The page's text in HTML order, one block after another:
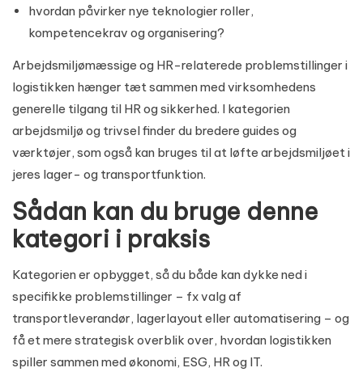
hvordan påvirker nye teknologier roller,
kompetencekrav og organisering?
Arbejdsmiljømæssige og HR-relaterede problemstillinger i
logistikken hænger tæt sammen med virksomhedens
generelle tilgang til HR og sikkerhed. I kategorien
arbejdsmiljø og trivselfinder du bredere guides og
værktøjer, som også kan bruges til at løfte arbejdsmiljøet i
jeres lager- og transportfunktion.
Sådan kan du bruge denne
kategori i praksis
Kategorien er opbygget, så du både kan dykke ned i
specifikke problemstillinger – fx valg af
transportleverandør, lagerlayout eller automatisering – og
få et mere strategisk overblik over, hvordan logistikken
spiller sammen med økonomi, ESG, HR og IT.